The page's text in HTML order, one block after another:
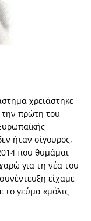
χρειάστηκε
την πρώτη του
ήταν σίγουρος,
που θυμάμαι
για τη νέα του
είχαμε
γεύμα «μόλις